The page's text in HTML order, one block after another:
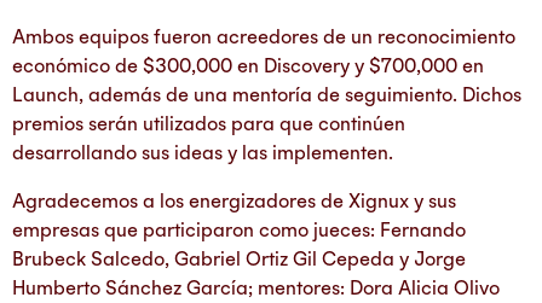
Ambos equipos fueron acreedores de un reconocimiento
económico de $300,000 en Discovery y $700,000 en
Launch, además de una mentoría de seguimiento. Dichos
premios serán utilizados para que continúen
desarrollando sus ideas y las implementen.
Agradecemos a los energizadores de Xignux y sus
empresas que participaron como jueces: Fernando
Brubeck Salcedo, Gabriel Ortiz Gil Cepeda y Jorge
Humberto Sánchez García; mentores: Dora Alicia Olivo